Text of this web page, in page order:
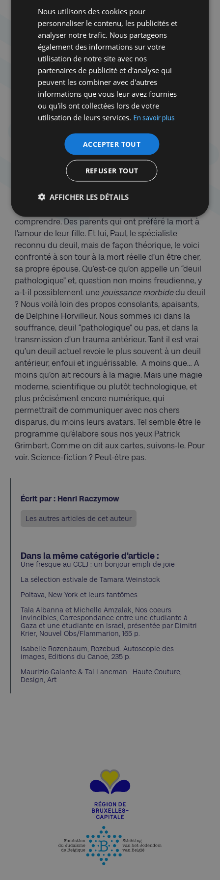
On se souvient de l’admirable récit de l’écrivain et
psychanalyste Philippe Grimbert,Un
Secret(Grasset, 2004), dont Claude Miller allait
s’emparer pour réaliser une belle adaptation avec
Cécile de France et Patrick Bruel. Grimbert
aujourd’hui nous revient avec un autre récit mené
du point de vue d’un narrateur, Paul, lui-même
écrivain, d’ailleurs en mal d’inspiration. Il commence
par un arrêt cardiaque pratiquement sous les yeux
trouve que notre héros donne des conférences fort
courues, dont les thèmes sont précisément ce sur
quoi porte sa spécialité, à savoir la mort et le deuil.
Grâce désormais à une pile logée dans sa poitrine,
sans qu’on comprenne d’ailleurs très bien de quoi
comprendre. Des parents qui ont préféré la mort à
l’amour de leur fille. Et lui, Paul, le spécialiste
reconnu du deuil, mais de façon théorique, le voici
confronté à son tour à la mort réelle d’un être cher,
sa propre épouse. Qu’est-ce qu’on appelle un “deuil
pathologique” et, question non moins freudienne, y
a-t-il possiblement une jouissance morbidedu deuil
? Nous voilà loin des propos consolants, apaisants,
de Delphine Horvilleur. Nous sommes ici dans la
souffrance, deuil “pathologique” ou pas, et dans la
transmission d’un trauma antérieur. Tant il est vrai
qu’un deuil actuel revoie le plus souvent à un deuil
antérieur, enfoui et inguérissable. A moins que… A
moins qu’on ait recours à la magie. Mais une magie
moderne, scientifique ou plutôt technologique, et
plus précisément encore numérique, qui
permettrait de communiquer avec nos chers
disparus, du moins leurs avatars. Tel semble être le
programme qu’élabore sous nos yeux Patrick
Grimbert. Comme on dit aux cartes, suivons-le. Pour
voir. Science-fiction ? Peut-être pas.
Écrit par : Henri Raczymow
Les autres articles de cet auteur
Dans la même catégorie d'article :
Une fresque au CCLJ : un bonjour empli de joie
La sélection estivale de Tamara Weinstock
Poltava, New York et leurs fantômes
Tala Albanna et Michelle Amzalak, Nos coeurs
invincibles, Correspondance entre une étudiante à
Gaza et une étudiante en Israël, présentée par Dimitri
Krier, Nouvel Obs/Flammarion, 165 p.
Isabelle Rozenbaum, Rozebud. Autoscopie des
images, Editions du Canoë, 235 p.
Maurizio Galante & Tal Lancman : Haute Couture,
Design, Art
Nous utilisons des cookies pour
personnaliser le contenu, les publicités et
analyser notre trafic. Nous partageons
également des informations sur votre
utilisation de notre site avec nos
partenaires de publicité et d'analyse qui
peuvent les combiner avec d'autres
informations que vous leur avez fournies
ou qu'ils ont collectées lors de votre
utilisation de leurs services. En savoir plus
ACCEPTER TOUT
REFUSER TOUT
AFFICHER LES DÉTAILS